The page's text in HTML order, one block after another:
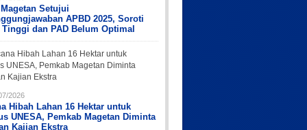
Magetan Setujui
APBD 2025, Soroti
Tinggi dan PAD Belum Optimal
2026
Hibah Lahan 16 Hektar untuk
UNESA, Pemkab Magetan Diminta
Kajian Ekstra